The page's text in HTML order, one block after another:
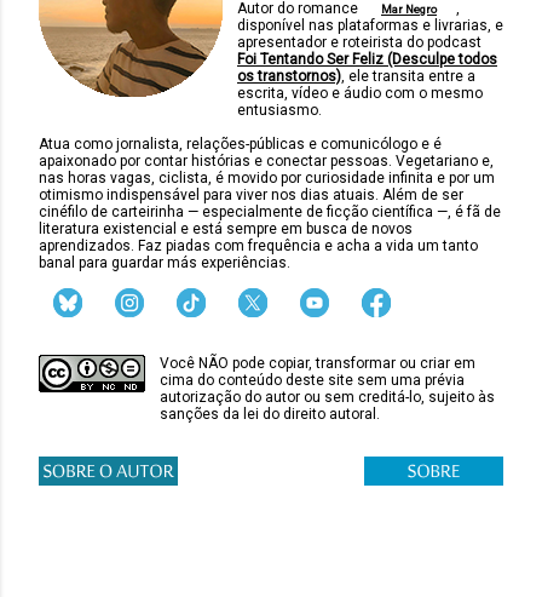
Autor do romance Mar Negro
,
disponível nas plataformas e livrarias, e
apresentador e roteirista do podcast
Foi Tentando Ser Feliz (Desculpe todos
os transtornos), ele transita entre a
escrita, vídeo e áudio com o mesmo
entusiasmo.
Atua como jornalista, relações-públicas e comunicólogo e é
apaixonado por contar histórias e conectar pessoas. Vegetariano e,
nas horas vagas, ciclista, é movido por curiosidade infinita e por um
otimismo indispensável para viver nos dias atuais. Além de ser
cinéfilo de carteirinha — especialmente de ficção científica —, é fã de
literatura existencial e está sempre em busca de novos
aprendizados. Faz piadas com frequência e acha a vida um tanto
banal para guardar más experiências.
Você NÃO pode copiar, transformar ou criar em
cima do conteúdo deste site sem uma prévia
autorização do autor ou sem creditá-lo, sujeito às
sanções da lei do direito autoral.